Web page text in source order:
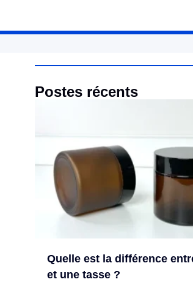
Postes récents
Quelle est la différence
et une tasse ?